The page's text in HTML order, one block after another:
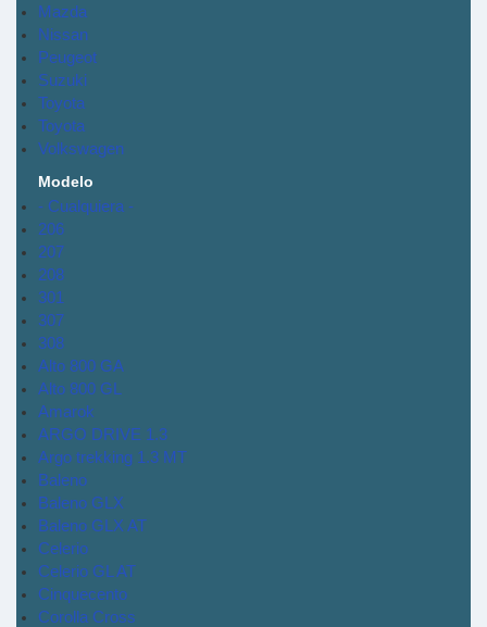
Mazda
Nissan
Peugeot
Suzuki
Toyota
Toyota
Volkswagen
Modelo
- Cualquiera -
206
207
208
301
307
308
Alto 800 GA
Alto 800 GL
Amarok
ARGO DRIVE 1.3
Argo trekking 1.3 MT
Baleno
Baleno GLX
Baleno GLX AT
Celerio
Celerio GL AT
Cinquecento
Corolla Cross